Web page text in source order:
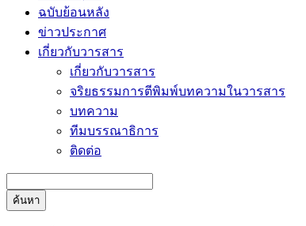
ฉบับย้อนหลัง
ข่าวประกาศ
เกี่ยวกับวารสาร
เกี่ยวกับวารสาร
จริยธรรมการตีพิมพ์บทความในวารสาร
บทความ
ทีมบรรณาธิการ
ติดต่อ
ค้นหา